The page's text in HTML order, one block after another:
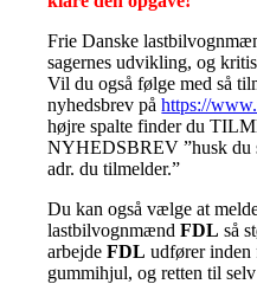
Frie Danske
sagernes udvikling, og
Vil du også følge med så
nyhedsbrev påhttps://
højre spalte finder du
NYHEDSBREV”husk du
adr. du tilmelder.”
Du kan også vælge at
lastbilvognmændFDLså
arbejdeFDL udfører inden
gummihjul, og retten til